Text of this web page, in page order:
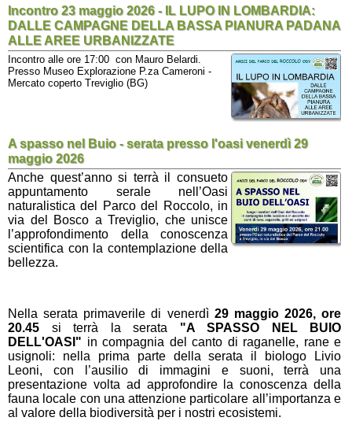
Incontro 23 maggio 2026 - IL LUPO IN LOMBARDIA:
DALLE CAMPAGNE DELLA BASSA PIANURA PADANA
ALLE AREE URBANIZZATE
Incontro alle ore 17:00 con Mauro Belardi.
Presso Museo Explorazione P.za Cameroni -
Mercato coperto Treviglio (BG)
A spasso nel Buio - serata presso l'oasi venerdì 29
maggio 2026
Anche quest’anno si terrà il consueto
appuntamento serale nell’Oasi
naturalistica del Parco del Roccolo, in
via del Bosco a Treviglio, che unisce
l’approfondimento della conoscenza
scientifica con la contemplazione della
bellezza.
Nella serata primaverile di venerdì29 maggio 2026, ore
20.45 si terrà la serata "A SPASSO NEL BUIO
DELL'OASI" in compagnia del canto di raganelle, rane e
usignoli: nella prima parte della serata il biologo Livio
Leoni, con l’ausilio di immagini e suoni, terrà una
presentazione volta ad approfondire la conoscenza della
fauna locale con una attenzione particolare all’importanza e
al valore della biodiversità per i nostri ecosistemi.